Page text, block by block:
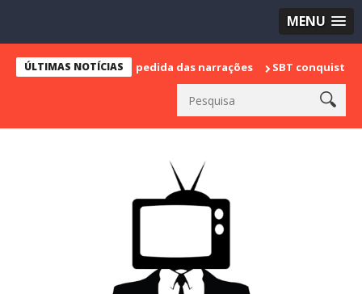
MENU
ÚLTIMAS NOTÍCIAS
sua despedida das narrações SBT conquista a vice